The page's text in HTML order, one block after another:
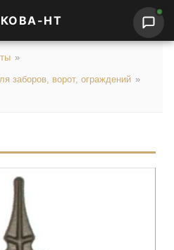
НТ
»
заборов, ворот, ограждений »